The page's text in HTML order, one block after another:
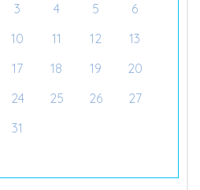
3 4 5
6
10 11 12
13
17 18 19
20
24 25 26
27
31